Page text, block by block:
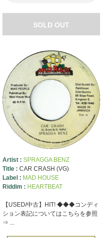
SOLD OUT
Artist : SPRAGGA BENZ
Title : CAR CRASH (VG)
Label : MAD HOUSE
Riddim : HEARTBEAT
【USED/中古】HIT! ◆◆◆コンディ
ション表記についてはこちらを参照
⇒ ...